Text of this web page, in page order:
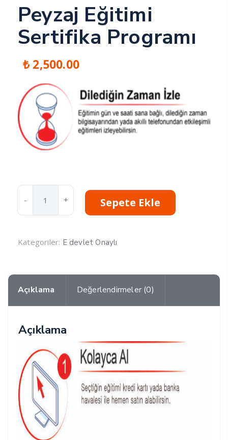
Peyzaj Eğitimi
Sertifika Programı
₺ 2,500.00
Eğitimi
Sertifika
adet
Sepete Ekle
Kategoriler: E devlet Onaylı
Açıklama Değerlendirmeler (0)
Açıklama